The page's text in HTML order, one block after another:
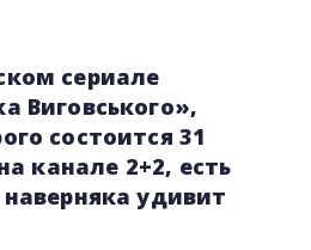
сериале
Виговського»,
состоится 31
канале 2+2, есть
удивит